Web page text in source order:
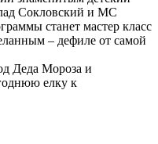
Сокловский и МС
станет мастер класс
– дефиле от самой
Деда Мороза и
елку к